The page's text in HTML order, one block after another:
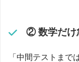
② 数学だけ
「中間テストまで